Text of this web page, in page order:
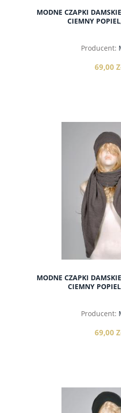
MODNE CZAPKI
CIEMNY
Producent:
69,00
do
MODNE CZAPKI
CIEMNY
Producent:
69,00
do